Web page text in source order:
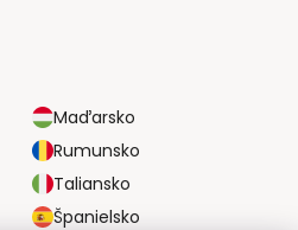
Maďarsko
Rumunsko
Taliansko
Španielsko